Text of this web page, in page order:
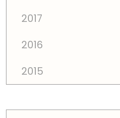
2017
2016
2015